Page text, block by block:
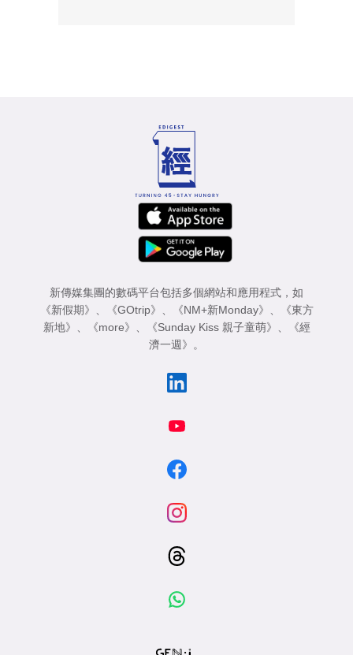
新傳媒集團的數碼平台包括多個網站和應用程式，如
《新假期》
《GOtrip》 《NM+新Monday》
《東方
新地》
《more》 《Sunday Kiss 親子童萌》
《經
濟一週》
。